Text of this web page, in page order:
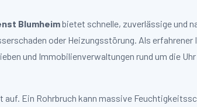
Blumheimbietet schnelle, zuverlässige und
oder Heizungsstörung. Als erfahrener
und Immobilienverwaltungen rund um die Uhr
Ein Rohrbruch kann massive